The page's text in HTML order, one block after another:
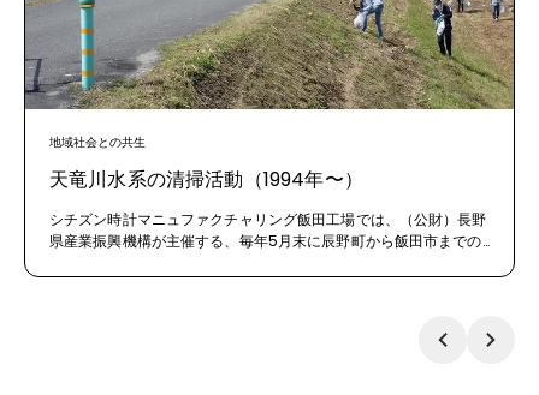
地域社会との共生
天竜川水系の清掃活動（1994年〜）
シチズン時計マニュファクチャリング飯田工場では、（公財）長野
県産業振興機構が主催する、毎年5月末に辰野町から飯田市までの
どもを含め約90名が参加しています。空きカン、空きビンなどを